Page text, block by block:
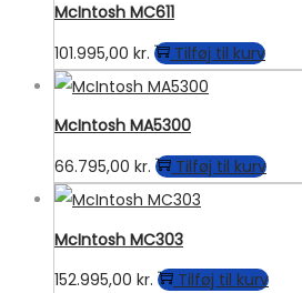
McIntosh MC611
101.995,00 kr. Tilføj til kurv
McIntosh MA5300
66.795,00 kr. Tilføj til kurv
McIntosh MC303
152.995,00 kr. Tilføj til kurv